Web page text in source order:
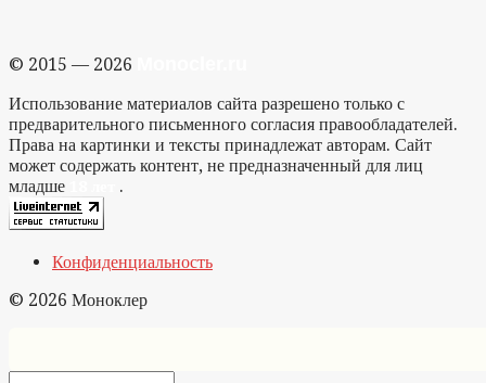
© 2015 — 2026
Использование материалов сайта разрешено только с
предварительного письменного согласия правообладателей.
Права на картинки и тексты принадлежат авторам. Сайт
может содержать контент, не предназначенный для лиц
младше
.
Конфиденциальность
© 2026 Моноклер